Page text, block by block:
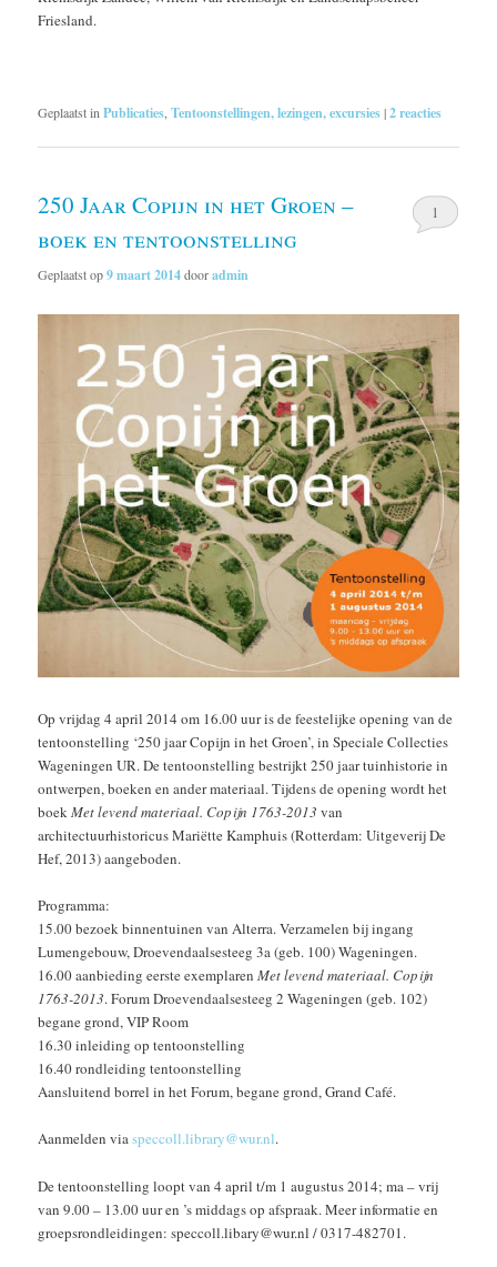
Friesland.
Geplaatst in Publicaties ,Tentoonstellingen, lezingen, excursies|2reacties
250 Jaar Copijn in het Groen –
boek en tentoonstelling
Geplaatst op9 maart 2014dooradmin
1
Op vrijdag 4 april 2014 om 16.00 uur is de feestelijke opening van de
tentoonstelling ‘250 jaar Copijn in het Groen’, in Speciale Collecties
Wageningen UR. De tentoonstelling bestrijkt 250 jaar tuinhistorie in
ontwerpen, boeken en ander materiaal. Tijdens de opening wordt het
boekMet levend materiaal. Copijn 1763-2013 van
architectuurhistoricus Mariëtte Kamphuis (Rotterdam: Uitgeverij De
Hef, 2013) aangeboden.
Programma:
15.00 bezoek binnentuinen van Alterra. Verzamelen bij ingang
Lumengebouw, Droevendaalsesteeg 3a (geb. 100) Wageningen.
16.00 aanbieding eerste exemplarenMet levend materiaal. Copijn
1763-2013. Forum Droevendaalsesteeg 2 Wageningen (geb. 102)
begane grond, VIP Room
16.30 inleiding op tentoonstelling
16.40 rondleiding tentoonstelling
Aansluitend borrel in het Forum, begane grond, Grand Café.
Aanmelden viaspeccoll.library@wur.nl.
De tentoonstelling loopt van 4 april t/m 1 augustus 2014; ma – vrij
van 9.00 – 13.00 uur en ’s middags op afspraak. Meer informatie en
groepsrondleidingen: speccoll.libary@wur.nl / 0317-482701.